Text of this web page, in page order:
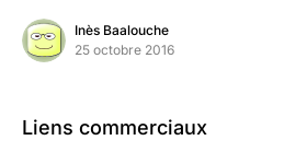
Inès Baalouche
25 octobre 2016
Liens commerciaux